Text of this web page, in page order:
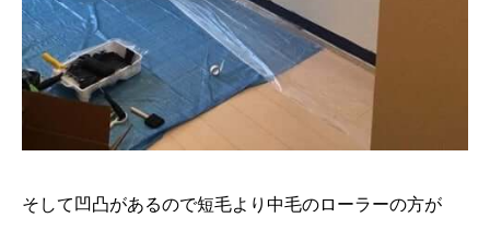
そして凹凸があるので短毛より中毛のローラーの方が